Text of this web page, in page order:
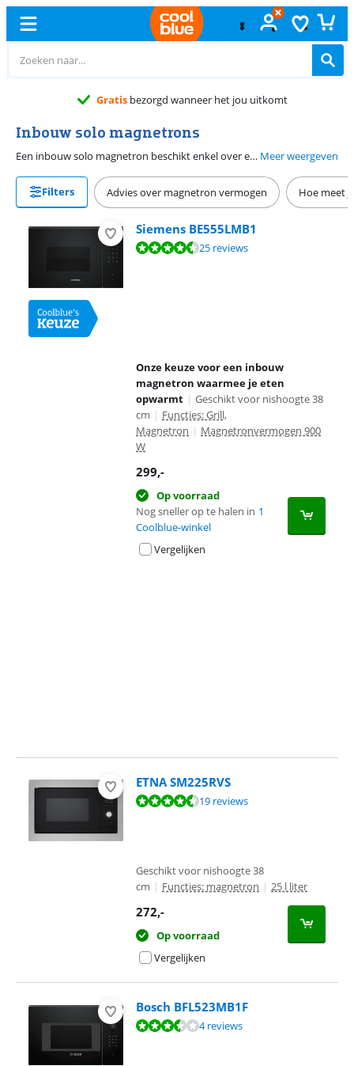
Gratis ruilen
Inbouw solo magnetrons
Een inbouw solo magnetron beschikt enkel over een magnetronfunctie (en dus geen ovenfunctie). Solo magnetrons zijn gemakkelijk in gebruik en de inbouw modellen werk je netjes weg in je keuken. Meer weergeven
Filters Advies over magnetron vermogen Hoe meet
Siemens BE555LMB1
Beoordeling is 8,7 van de 10, gebaseerd op 25 reviews.
25 reviews
Onze keuze voor een inbouw
magnetron waarmee je eten
opwarmt | Geschikt voor nishoogte 38
cm | Functies: Grill,
Magnetron | Magnetronvermogen 900
W
299,-
Op voorraad
Nog sneller op te halen in 1
Coolblue-winkel
Vergelijken
ETNA SM225RVS
Beoordeling is 8,6 van de 10, gebaseerd op 19 reviews.
19 reviews
Geschikt voor nishoogte 38
cm | Functies: magnetron | 25 l liter
272,-
Op voorraad
Vergelijken
Bosch BFL523MB1F
Beoordeling is 6,9 van de 10, gebaseerd op 4 reviews.
4 reviews